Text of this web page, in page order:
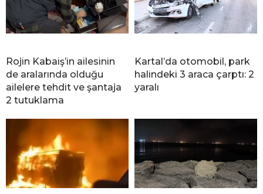
Rojin Kabaiş’in ailesinin
de aralarında olduğu
ailelere tehdit ve şantaja
2 tutuklama
Kartal’da otomobil, park
halindeki 3 araca çarptı: 2
yaralı